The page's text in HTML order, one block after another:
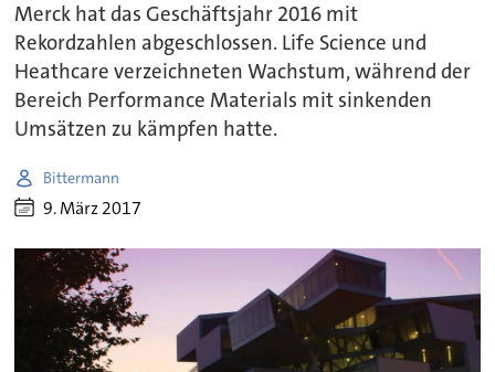
Merck hat das Geschäftsjahr 2016 mit
Rekordzahlen abgeschlossen. Life Science und
Heathcare verzeichneten Wachstum, während der
Bereich Performance Materials mit sinkenden
Umsätzen zu kämpfen hatte.
Bittermann
9. März 2017